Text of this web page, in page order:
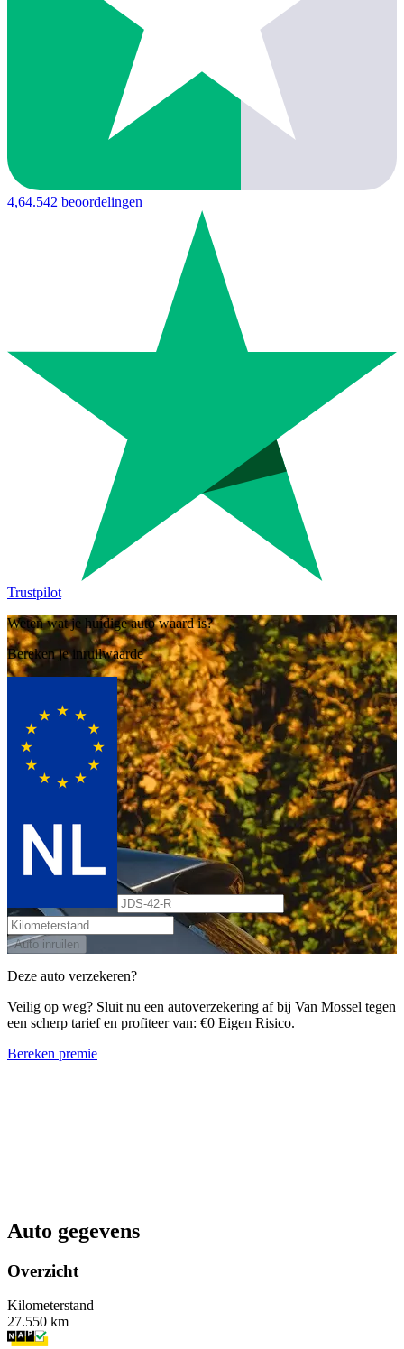
4,64.542 beoordelingen
Trustpilot
Weten wat je huidige auto waard is?
Bereken je inruilwaarde
Auto inruilen
Deze auto verzekeren?
Veilig op weg? Sluit nu een autoverzekering af bij Van Mossel tegen
een scherp tarief en profiteer van: €0 Eigen Risico.
Bereken premie
Auto gegevens
Overzicht
Kilometerstand
27.550 km